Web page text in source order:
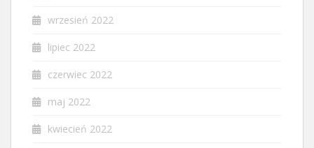
wrzesień 2022
lipiec 2022
czerwiec 2022
maj 2022
kwiecień 2022